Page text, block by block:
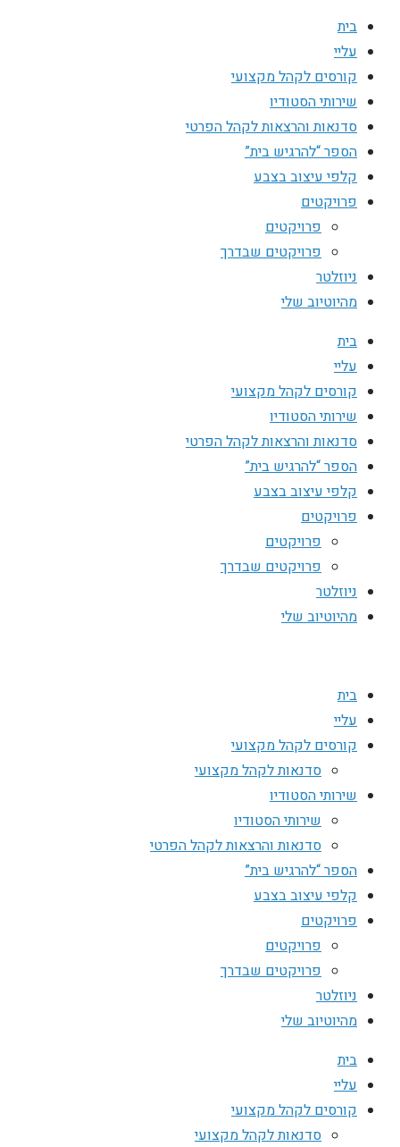
בית
עליי
קורסים לקהל מקצועי
שירותי הסטודיו
סדנאות והרצאות לקהל הפרטי
הספר “להרגיש בית”
קלפי עיצוב בצבע
פרויקטים
פרויקטים
פרויקטים שבדרך
ניוזלטר
מהיוטיוב שלי
בית
עליי
קורסים לקהל מקצועי
שירותי הסטודיו
סדנאות והרצאות לקהל הפרטי
הספר “להרגיש בית”
קלפי עיצוב בצבע
פרויקטים
פרויקטים
פרויקטים שבדרך
ניוזלטר
מהיוטיוב שלי
בית
עליי
קורסים לקהל מקצועי
סדנאות לקהל מקצועי
שירותי הסטודיו
שירותי הסטודיו
סדנאות והרצאות לקהל הפרטי
הספר “להרגיש בית”
קלפי עיצוב בצבע
פרויקטים
פרויקטים
פרויקטים שבדרך
ניוזלטר
מהיוטיוב שלי
בית
עליי
קורסים לקהל מקצועי
סדנאות לקהל מקצועי